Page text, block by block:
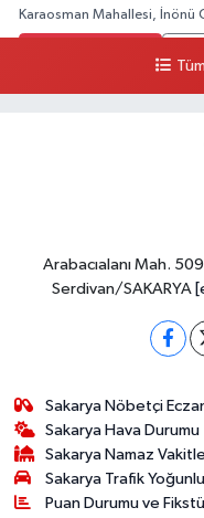
Karaosman Mahallesi, İnönü
Karaman Mahallesi, Cahit
Arabacıalanı Mah.
Serdivan/SAKARYA
Sakarya Nöbetçi
Sakarya Hava Durumu
Sakarya Namaz
Sakarya Trafik
Puan Durumu ve